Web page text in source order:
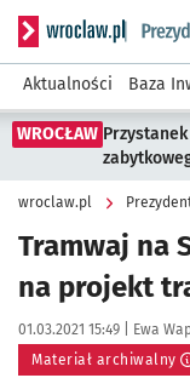
Serwis
Aktualności Baza
WROCŁAW
wroclaw.pl
Tramwaj na
na projekt
Data publikacji:
01.03.2021 15:49 | Autor:
Ewa
Materiał archiwalny